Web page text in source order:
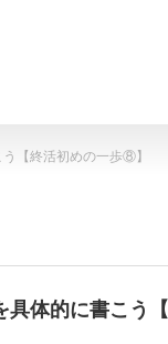
【終活初めの一歩⑧】
具体的に書こう